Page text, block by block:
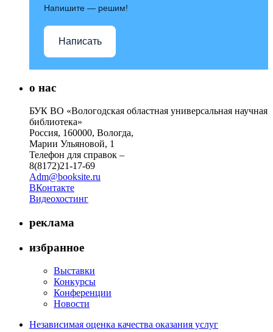
Напишите — решим!
Написать
о нас
БУК ВО «Вологодская областная универсальная научная
библиотека»
Россия, 160000, Вологда,
Марии Ульяновой, 1
Телефон для справок –
8(8172)21-17-69
Adm@booksite.ru
ВКонтакте
Видеохостинг
реклама
избранное
Выставки
Конкурсы
Конференции
Новости
Независимая оценка качества оказания услуг